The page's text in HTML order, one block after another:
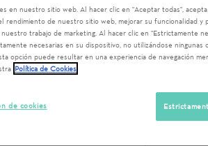
de herramientas
hijos podrán
al que no pueden
en nuestro sitio web. Al hacer clic en "Aceptar todas",
rendimiento de nuestro sitio web, mejorar su funcionalidad y
trabajo de marketing. Al hacer clic en "Estrictamente
necesarias en su dispositivo, no utilizándose ningunas
opción puede resultar en una experiencia de navegación
Política de Cookies
de cookies